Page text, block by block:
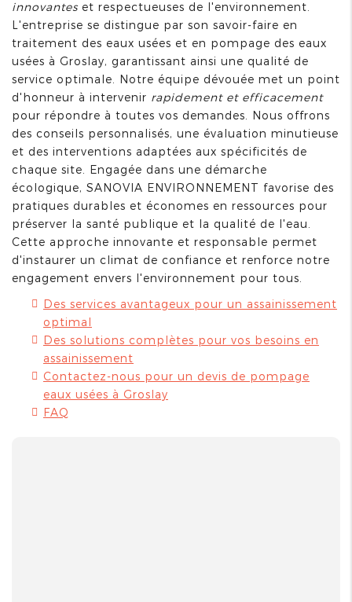
innovantes et respectueuses de l'environnement.
L'entreprise se distingue par son savoir-faire en
traitement des eaux usées et en pompage des eaux
usées à Groslay, garantissant ainsi une qualité de
service optimale. Notre équipe dévouée met un point
d'honneur à intervenir rapidement et efficacement
pour répondre à toutes vos demandes. Nous offrons
des conseils personnalisés, une évaluation minutieuse
et des interventions adaptées aux spécificités de
chaque site. Engagée dans une démarche
écologique, SANOVIA ENVIRONNEMENT favorise des
pratiques durables et économes en ressources pour
préserver la santé publique et la qualité de l'eau.
Cette approche innovante et responsable permet
d'instaurer un climat de confiance et renforce notre
engagement envers l'environnement pour tous.
Des services avantageux pour un assainissement
optimal
Des solutions complètes pour vos besoins en
assainissement
Contactez-nous pour un devis de pompage
eaux usées à Groslay
FAQ